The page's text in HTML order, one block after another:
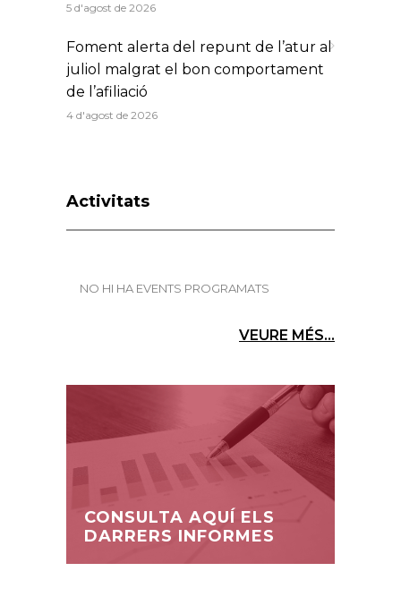
5 d'agost de 2026
Foment alerta del repunt de l’atur al
juliol malgrat el bon comportament
de l’afiliació
4 d'agost de 2026
Activitats
NO HI HA EVENTS PROGRAMATS
VEURE MÉS...
CONSULTA AQUÍ ELS
DARRERS INFORMES